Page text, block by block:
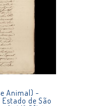
Animal) -
de São